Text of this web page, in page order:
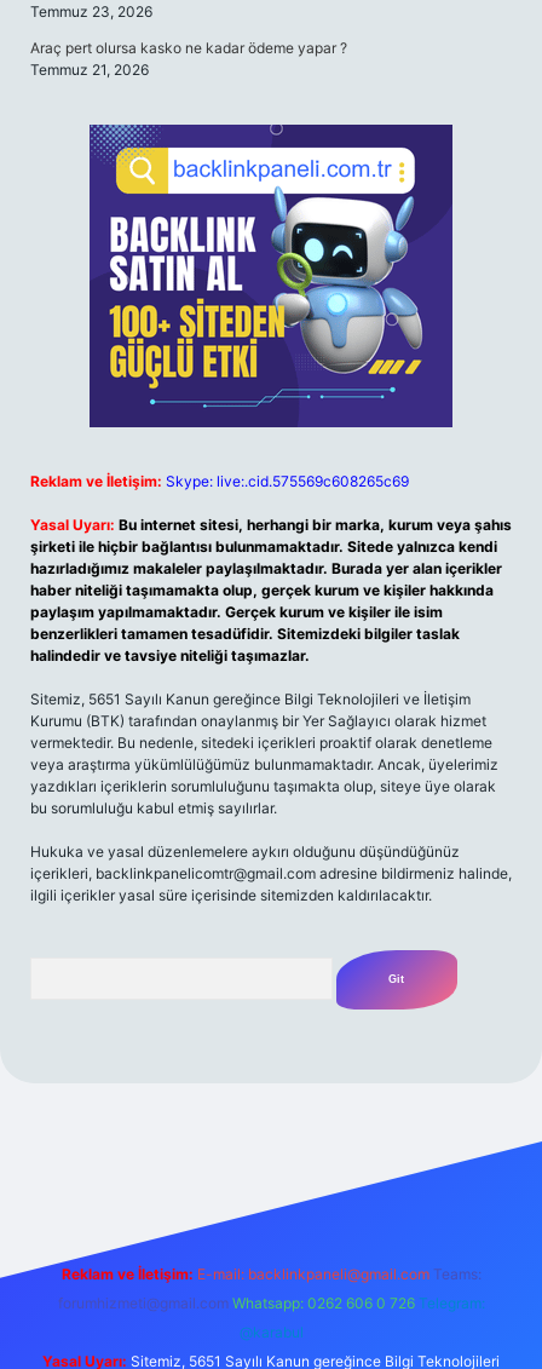
Temmuz 23, 2026
Araç pert olursa kasko ne kadar ödeme yapar ?
Temmuz 21, 2026
Reklam ve İletişim: Skype: live:.cid.575569c608265c69
Yasal Uyarı: Bu internet sitesi, herhangi bir marka, kurum veya şahıs
şirketi ile hiçbir bağlantısı bulunmamaktadır. Sitede yalnızca kendi
hazırladığımız makaleler paylaşılmaktadır. Burada yer alan içerikler
haber niteliği taşımamakta olup, gerçek kurum ve kişiler hakkında
paylaşım yapılmamaktadır. Gerçek kurum ve kişiler ile isim
benzerlikleri tamamen tesadüfidir. Sitemizdeki bilgiler taslak
halindedir ve tavsiye niteliği taşımazlar.
Sitemiz, 5651 Sayılı Kanun gereğince Bilgi Teknolojileri ve İletişim
Kurumu (BTK) tarafından onaylanmış bir Yer Sağlayıcı olarak hizmet
vermektedir. Bu nedenle, sitedeki içerikleri proaktif olarak denetleme
veya araştırma yükümlülüğümüz bulunmamaktadır. Ancak, üyelerimiz
yazdıkları içeriklerin sorumluluğunu taşımakta olup, siteye üye olarak
bu sorumluluğu kabul etmiş sayılırlar.
Hukuka ve yasal düzenlemelere aykırı olduğunu düşündüğünüz
içerikleri, backlinkpanelicomtr@gmail.com adresine bildirmeniz halinde,
ilgili içerikler yasal süre içerisinde sitemizden kaldırılacaktır.
m elexbet
Reklam ve İletişim: E-mail: backlinkpaneli@gmail.com Teams:
forumhizmeti@gmail.com Whatsapp: 0262 606 0 726 Telegram:
@karabul
Yasal Uyarı: Sitemiz, 5651 Sayılı Kanun gereğince Bilgi Teknolojileri